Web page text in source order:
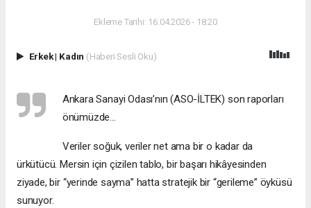
Ekleme Tarihi: 16.04.2026 - 18:20
Erkek| Kadın (Haberi Sesli Oku)
Ankara Sanayi Odası’nın (ASO-İLTEK) son raporları
önümüzde...
Veriler soğuk, veriler net ama bir o kadar da
ürkütücü. Mersin için çizilen tablo, bir başarı hikâyesinden
ziyade, bir “yerinde sayma” hatta stratejik bir “gerileme” öyküsü
sunuyor.